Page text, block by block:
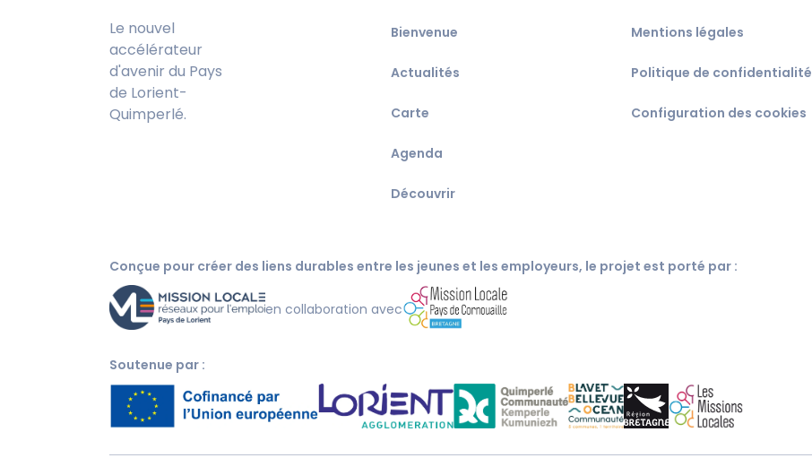
Le nouvel
accélérateur
d'avenir du Pays
de Lorient-
Quimperlé.
Bienvenue
Actualités
Carte
Agenda
Découvrir
Mentions légales
Politique de confidentialité
Configuration des cookies
Conçue pour créer des liens durables entre les jeunes et les employeurs, le projet est porté par :
en collaboration avec
Soutenue par :